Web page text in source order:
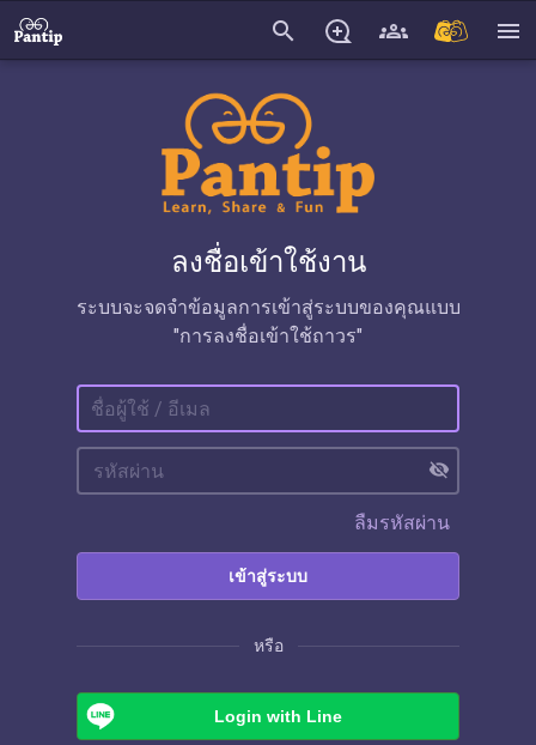
search menu
ลงชื่อเข้าใช้งาน
ระบบจะจดจำข้อมูลการเข้าสู่ระบบของคุณแบบ
"การลงชื่อเข้าใช้ถาวร"
visibility_off
ลืมรหัสผ่าน
เข้าสู่ระบบ
หรือ
Login with Line